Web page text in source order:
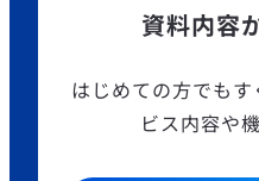
資料内容
はじめての方でも
ビス内容や